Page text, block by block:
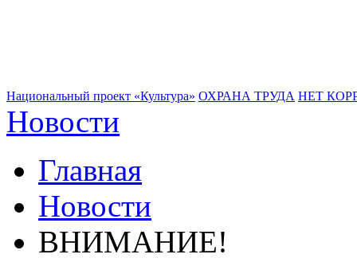
Национальный проект «Культура» ОХРАНА ТРУДА НЕТ
Новости
Главная
Новости
ВНИМАНИЕ!